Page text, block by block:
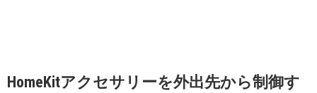
HomeKitアクセサリーを外出先から制御す